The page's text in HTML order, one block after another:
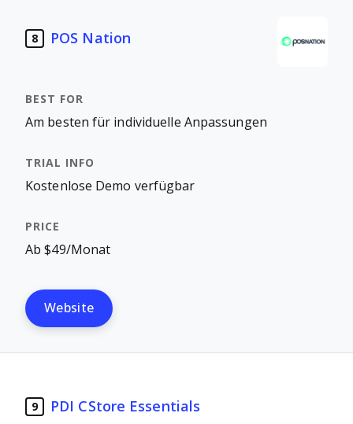
8 POS Nation
Am besten für individuelle Anpassungen
Kostenlose Demo verfügbar
Ab $49/Monat
Website
9 PDI CStore Essentials